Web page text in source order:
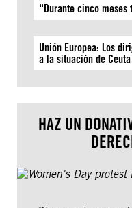
“Durante cinco
Unión Europea: Los
a la situación de
HAZ UN